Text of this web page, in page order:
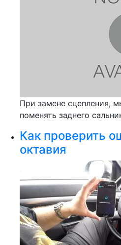
При замене сцепления,
поменять заднего
Как проверить
октавия